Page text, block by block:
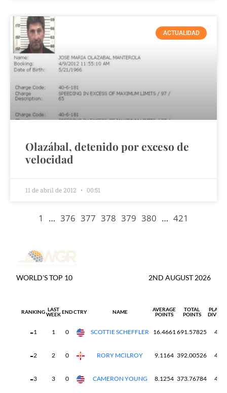
ACTUALIDAD
Olazábal, detenido por exceso de
velocidad
11 de abril de 2012 00:51
1 … 376 377 378 379 380 … 421